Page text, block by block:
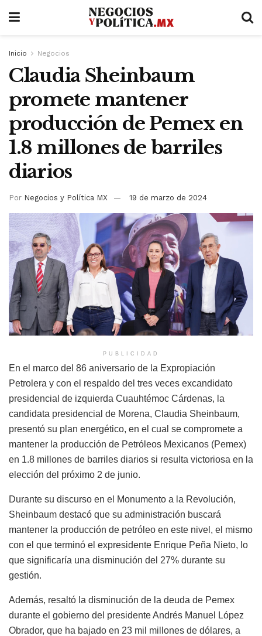
Inicio Negocios
Claudia Sheinbaum
promete mantener
producción de Pemex en
1.8 millones de barriles
diarios
Por Negocios y Política MX 19 de marzo de 2024
PUBLICIDAD
En el marco del 86 aniversario de la Expropiación
Petrolera y con el respaldo del tres veces excandidato
presidencial de izquierda Cuauhtémoc Cárdenas, la
candidata presidencial de Morena, Claudia Sheinbaum,
presentó su plan energético, en el cual se compromete a
mantener la producción de Petróleos Mexicanos (Pemex)
en 1.8 millones de barriles diarios si resulta victoriosa en la
elección del próximo 2 de junio.
Durante su discurso en el Monumento a la Revolución,
Sheinbaum destacó que su administración buscará
mantener la producción de petróleo en este nivel, el mismo
con el que terminó el expresidente Enrique Peña Nieto, lo
que significaría una disminución del 27% durante su
gestión.
Además, resaltó la disminución de la deuda de Pemex
durante el gobierno del presidente Andrés Manuel López
Obrador, que ha bajado en 23 mil millones de dólares, a